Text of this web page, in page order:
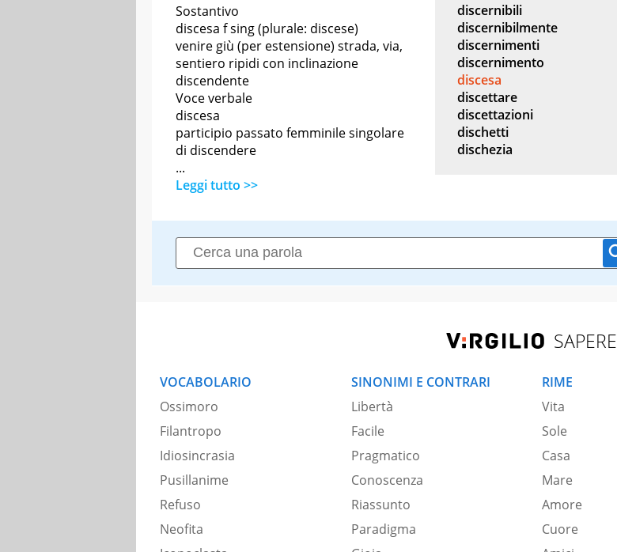
Sostantivo
discesa f sing (plurale: discese)
venire giù (per estensione) strada, via,
sentiero ripidi con inclinazione
discendente
Voce verbale
discesa
participio passato femminile singolare
di discendere
...
Leggi tutto >>
discernibili
discernibilmente
discernimenti
discernimento
discesa
discettare
discettazioni
dischetti
dischezia
SAPERE
VOCABOLARIO
Ossimoro
Filantropo
Idiosincrasia
Pusillanime
Refuso
Neofita
SINONIMI E CONTRARI
Libertà
Facile
Pragmatico
Conoscenza
Riassunto
Paradigma
RIME
Vita
Sole
Casa
Mare
Amore
Cuore